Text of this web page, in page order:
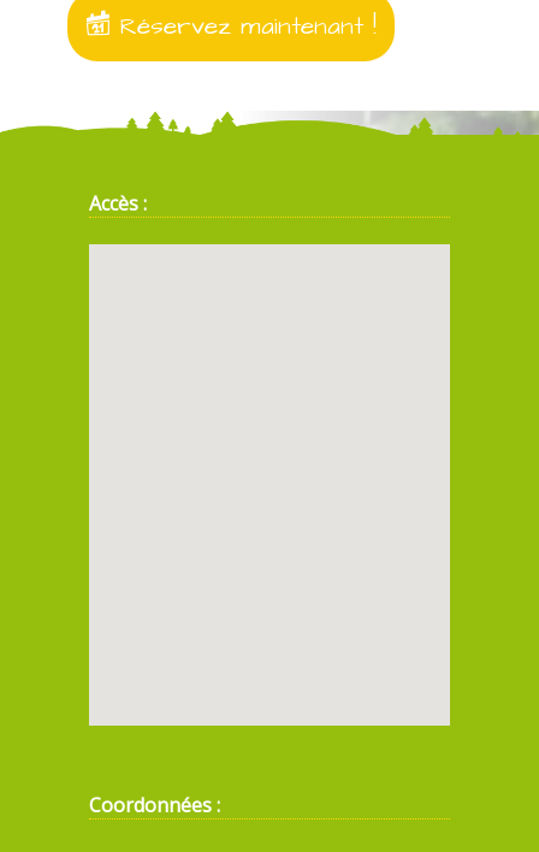
Réservez maintenant !
Accès :
Coordonnées :